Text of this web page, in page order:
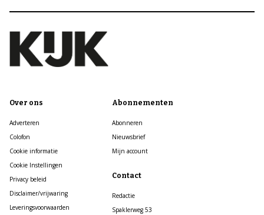
Over ons
Adverteren
Colofon
Cookie informatie
Cookie Instellingen
Privacy beleid
Disclaimer/vrijwaring
Leveringsvoorwaarden
Abonnementen
Abonneren
Nieuwsbrief
Mijn account
Contact
Redactie
Spaklerweg 53